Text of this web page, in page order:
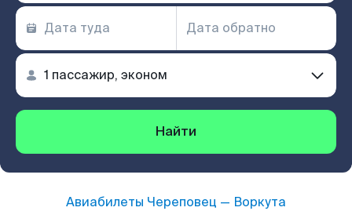
Найти
Авиабилеты Череповец — Воркута